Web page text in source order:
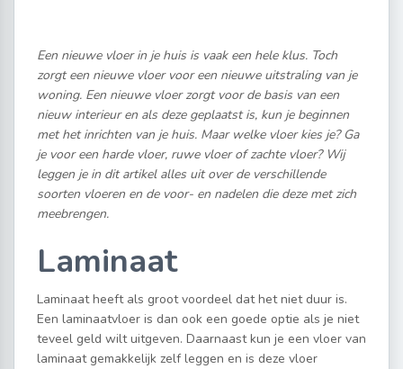
Een nieuwe vloer in je huis is vaak een hele klus. Toch
zorgt een nieuwe vloer voor een nieuwe uitstraling van je
woning. Een nieuwe vloer zorgt voor de basis van een
nieuw interieur en als deze geplaatst is, kun je beginnen
met het inrichten van je huis. Maar welke vloer kies je? Ga
je voor een harde vloer, ruwe vloer of zachte vloer? Wij
leggen je in dit artikel alles uit over de verschillende
soorten vloeren en de voor- en nadelen die deze met zich
meebrengen.
Laminaat
Laminaat heeft als groot voordeel dat het niet duur is.
Een laminaatvloer is dan ook een goede optie als je niet
teveel geld wilt uitgeven. Daarnaast kun je een vloer van
laminaat gemakkelijk zelf leggen en is deze vloer